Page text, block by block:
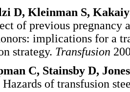
D, Kleinman S,
of previous pregnancy
implications for a
strategy. Transfusion
C, Stainsby D,
Hazards of transfusion